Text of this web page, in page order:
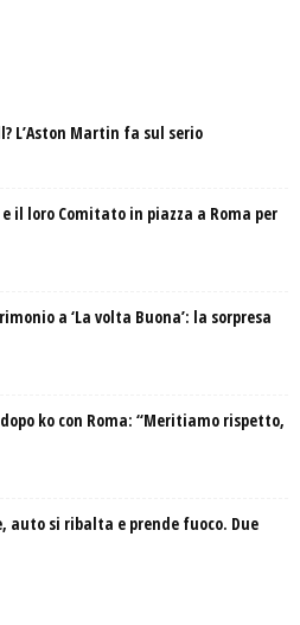
L’Aston Martin fa sul serio
il loro Comitato in piazza a Roma per
a ‘La volta Buona’: la sorpresa
ko con Roma: “Meritiamo rispetto,
auto si ribalta e prende fuoco. Due